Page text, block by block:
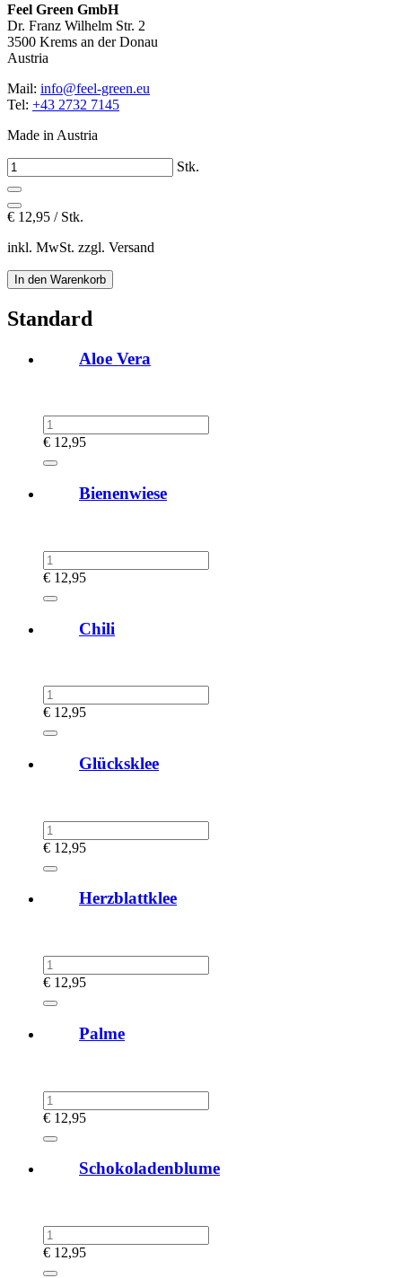
Feel Green GmbH
Dr. Franz Wilhelm Str. 2
3500 Krems an der Donau
Austria
Mail: info@feel-green.eu
Tel: +43 2732 7145
Made in Austria
Stk.
€ 12,95 / Stk.
inkl. MwSt. zzgl. Versand
Standard
Aloe Vera
€ 12,95
Bienenwiese
€ 12,95
Chili
€ 12,95
Glücksklee
€ 12,95
Herzblattklee
€ 12,95
Palme
€ 12,95
Schokoladenblume
€ 12,95